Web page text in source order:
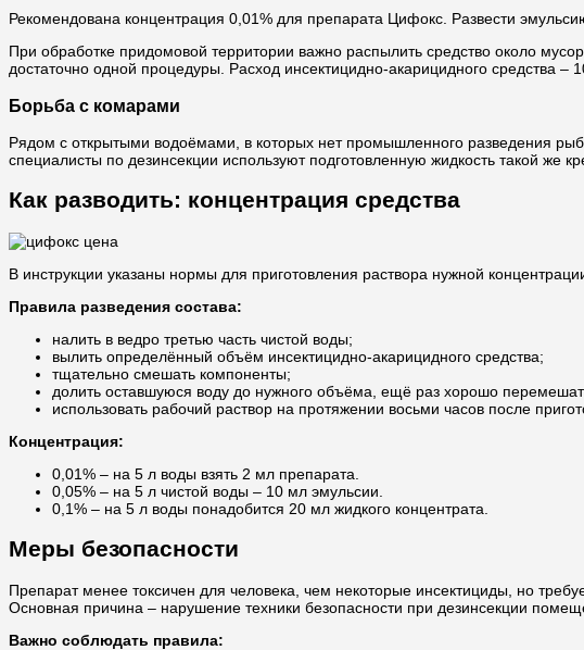
Рекомендована концентрация 0,01% для препарата Цифокс. Развести
При обработке придомовой территории важно распылить средство около
достаточно одной процедуры. Расход инсектицидно-акарицидного средства
Борьба с комарами
Рядом с открытыми водоёмами, в которых нет промышленного разведения
специалисты по дезинсекции используют подготовленную жидкость такой же
Как разводить: концентрация средства
В инструкции указаны нормы для приготовления раствора нужной
Правила разведения состава:
налить в ведро третью часть чистой воды;
вылить определённый объём инсектицидно-акарицидного средства;
тщательно смешать компоненты;
долить оставшуюся воду до нужного объёма, ещё раз хорошо
использовать рабочий раствор на протяжении восьми часов после
Концентрация:
0,01% – на 5 л воды взять 2 мл препарата.
0,05% – на 5 л чистой воды – 10 мл эмульсии.
0,1% – на 5 л воды понадобится 20 мл жидкого концентрата.
Меры безопасности
Препарат менее токсичен для человека, чем некоторые инсектициды, но
Основная причина – нарушение техники безопасности при дезинсекции
Важно соблюдать правила: